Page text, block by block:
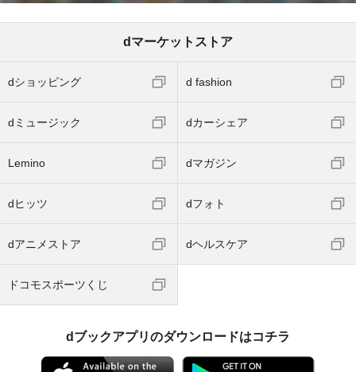
dマーケットストア
dショッピング d fashion
dミュージック dカーシェア
Lemino dマガジン
dヒッツ dフォト
dアニメストア dヘルスケア
ドコモスポーツくじ
dブックアプリのダウンロードはコチラ